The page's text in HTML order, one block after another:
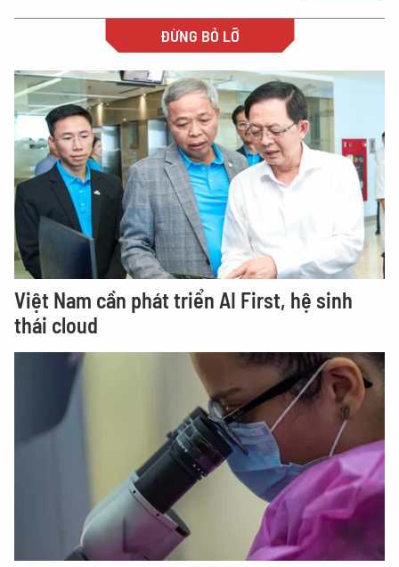
ĐỪNG BỎ LỠ
Việt Nam cần phát triển AI First, hệ sinh
thái cloud